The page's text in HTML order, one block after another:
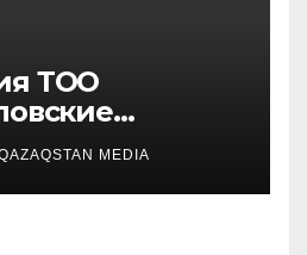
ТОО
за первое
года
MEDIA